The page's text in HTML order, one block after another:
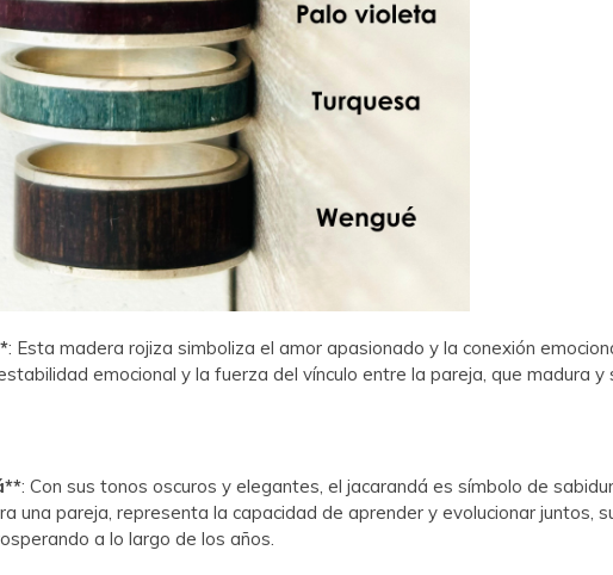
: Esta madera rojiza simboliza el amor apasionado y la conexión
emocional y la fuerza del vínculo entre la pareja, que madura
: Con sus tonos oscuros y elegantes, el jacarandá es símbolo de
una pareja, representa la capacidad de aprender y evolucionar juntos,
a lo largo de los años.